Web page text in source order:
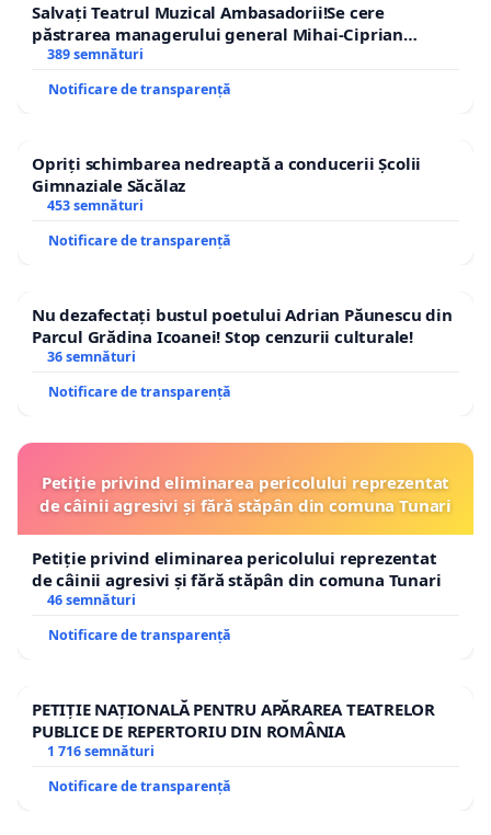
Salvați Teatrul Muzical Ambasadorii!Se cere
păstrarea managerului general Mihai-Ciprian
ROGOJAN
389 semnături
Notificare de transparență
Opriți schimbarea nedreaptă a conducerii Școlii
Gimnaziale Săcălaz
453 semnături
Notificare de transparență
Nu dezafectați bustul poetului Adrian Păunescu din
Parcul Grădina Icoanei! Stop cenzurii culturale!
36 semnături
Notificare de transparență
Petiție privind eliminarea pericolului reprezentat
de câinii agresivi și fără stăpân din comuna Tunari
Petiție privind eliminarea pericolului reprezentat
de câinii agresivi și fără stăpân din comuna Tunari
46 semnături
Notificare de transparență
PETIȚIE NAȚIONALĂ PENTRU APĂRAREA TEATRELOR
PUBLICE DE REPERTORIU DIN ROMÂNIA
1 716 semnături
Notificare de transparență